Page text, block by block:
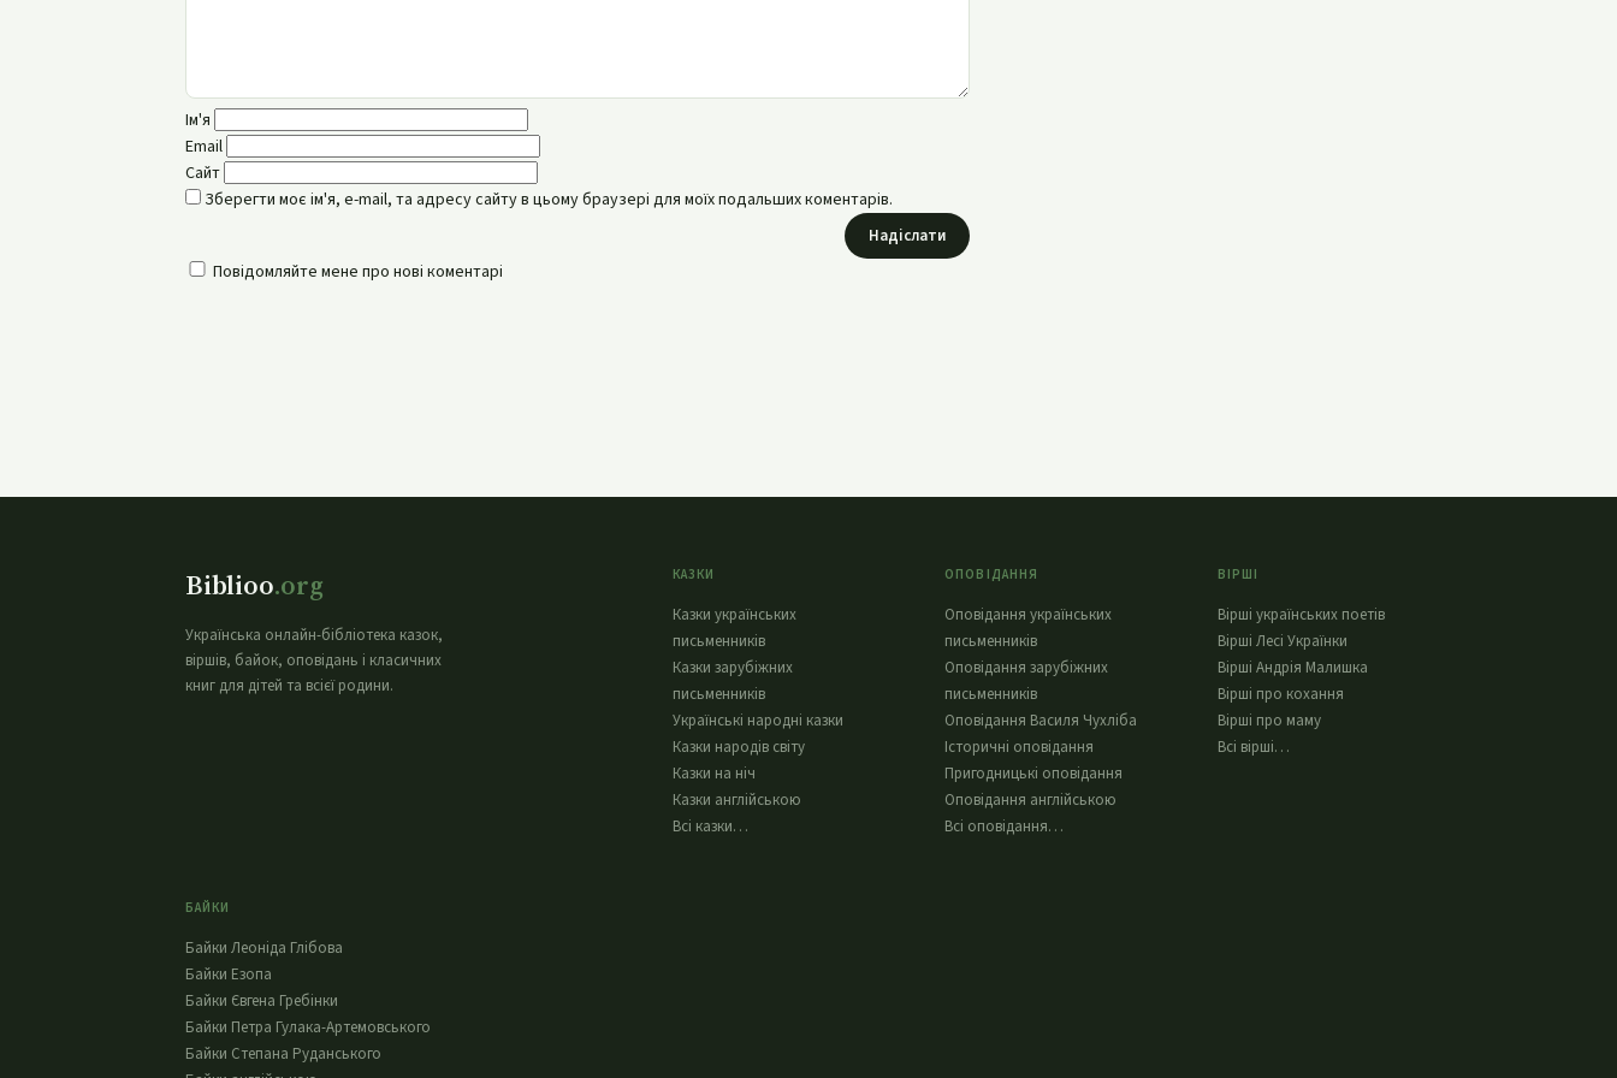
Ім'я
Email
Сайт
Зберегти моє ім'я, e-mail, та адресу сайту в цьому браузері для моїх подальших коментарів.
Надіслати
Повідомляйте мене про нові коментарі
Biblioo.org
Українська онлайн-бібліотека казок,
віршів, байок, оповідань і класичних
книг для дітей та всієї родини.
КАЗКИ
Казки українських
письменників
Казки зарубіжних
письменників
Українські народні казки
Казки народів світу
Казки на ніч
Казки англійською
Всі казки…
ОПОВІДАННЯ
Оповідання українських
письменників
Оповідання зарубіжних
письменників
Оповідання Василя Чухліба
Історичні оповідання
Пригодницькі оповідання
Оповідання англійською
Всі оповідання…
ВІРШІ
Вірші українських поетів
Вірші Лесі Українки
Вірші Андрія Малишка
Вірші про кохання
Вірші про маму
Всі вірші…
БАЙКИ
Байки Леоніда Глібова
Байки Езопа
Байки Євгена Гребінки
Байки Петра Гулака-Артемовського
Байки Степана Руданського